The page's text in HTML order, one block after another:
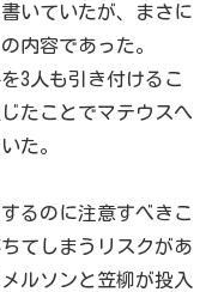
書いていたが、まさに
内容であった。
3人も引き付けるこ
たことでマテウスへ
た。
るのに注意すべきこ
てしまうリスクがあ
ルソンと笠柳が投入